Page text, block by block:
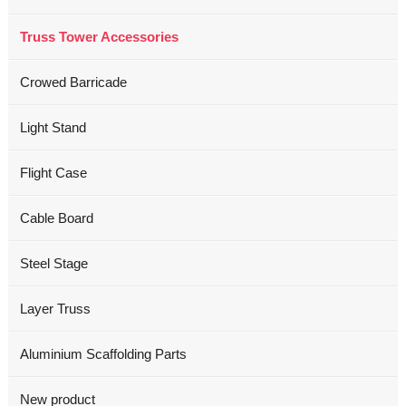
Truss Tower Accessories
Crowed Barricade
Light Stand
Flight Case
Cable Board
Steel Stage
Layer Truss
Aluminium Scaffolding Parts
New product